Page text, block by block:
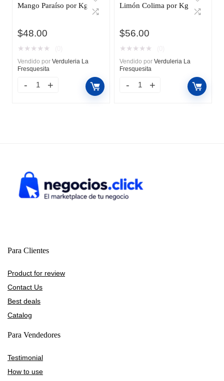
Mango Paraíso por Kg
$48.00
★ ★ ★ ★ ★
Vendido por Verduleria La
Fresquesita
Limón Colima por Kg
$56.00
★ ★ ★ ★ ★
Vendido por Verduleria La
Fresquesita
Para Clientes
Product for review
Contact Us
Best deals
Catalog
Para Vendedores
Testimonial
How to use